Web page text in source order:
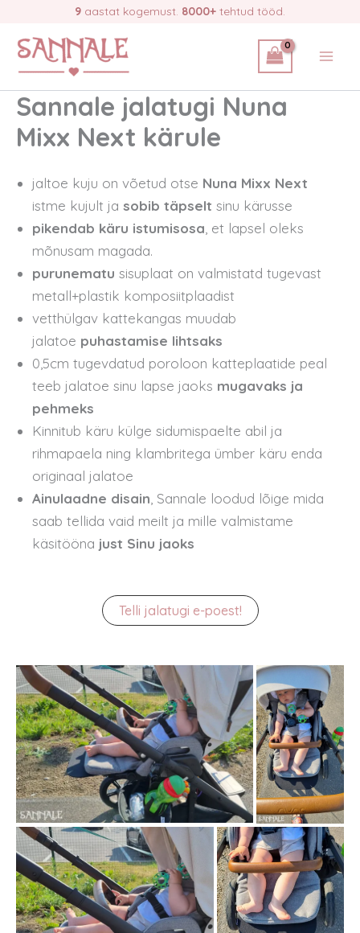
content
9 aastat kogemust. 8000+ tehtud tööd.
Sannale jalatugi Nuna
Mixx Next kärule
jaltoe kuju on võetud otse Nuna Mixx Next
istme kujult ja sobib täpselt sinu kärusse
pikendab käru istumisosa , et lapsel oleks
mõnusam magada.
purunematu sisuplaat on valmistatd tugevast
metall+plastik komposiitplaadist
vetthülgav kattekangas muudab
jalatoe puhastamise lihtsaks
0,5cm tugevdatud poroloon katteplaatide peal
teeb jalatoe sinu lapse jaoks mugavaks ja
pehmeks
Kinnitub käru külge sidumispaelte abil ja
rihmapaela ning klambritega ümber käru enda
originaal jalatoe
Ainulaadne disain , Sannale loodud lõige mida
saab tellida vaid meilt ja mille valmistame
käsitööna just Sinu jaoks
Telli jalatugi e-poest!